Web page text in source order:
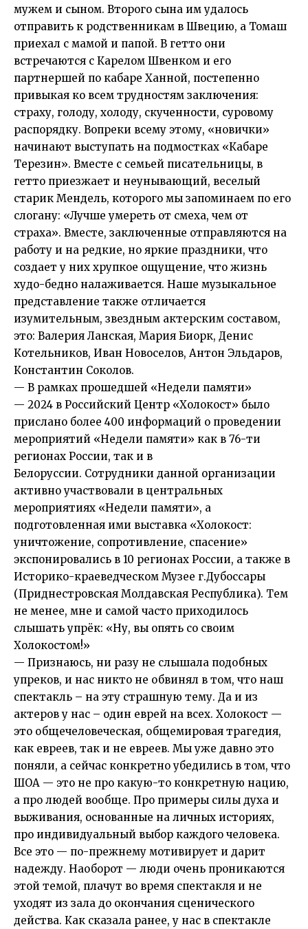
мужем и сыном. Второго сына им удалось
отправить к родственникам в Швецию, а Томаш
приехал с мамой и папой. В гетто они
встречаются с Карелом Швенком и его
партнершей по кабаре Ханной, постепенно
привыкая ко всем трудностям заключения:
страху, голоду, холоду, скученности, суровому
распорядку. Вопреки всему этому, «новички»
начинают выступать на подмостках «Кабаре
Терезин». Вместе с семьей писательницы, в
гетто приезжает и неунывающий, веселый
старик Мендель, которого мы запоминаем по его
слогану: «Лучше умереть от смеха, чем от
страха». Вместе, заключенные отправляются на
работу и на редкие, но яркие праздники, что
создает у них хрупкое ощущение, что жизнь
худо-бедно налаживается. Наше музыкальное
представление также отличается
изумительным, звездным актерским составом,
это: Валерия Ланская, Мария Биорк, Денис
Котельников, Иван Новоселов, Антон Эльдаров,
Константин Соколов.
— В рамках прошедшей «Недели памяти»
— 2024 в Российский Центр «Холокост» было
прислано более 400 информаций о проведении
мероприятий «Недели памяти» как в 76-ти
регионах России, так и в
Белоруссии. Сотрудники данной организации
активно участвовали в центральных
мероприятиях «Недели памяти», а
подготовленная ими выставка «Холокост:
уничтожение, сопротивление, спасение»
экспонировались в 10 регионах России, а также в
Историко-краеведческом Музее г.Дубоссары
(Приднестровская Молдавская Республика). Тем
не менее, мне и самой часто приходилось
слышать упрёк: «Ну, вы опять со своим
Холокостом!»
— Признаюсь, ни разу не слышала подобных
упреков, и нас никто не обвинял в том, что наш
спектакль – на эту страшную тему. Да и из
актеров у нас – один еврей на всех. Холокост —
это общечеловеческая, общемировая трагедия,
как евреев, так и не евреев. Мы уже давно это
поняли, а сейчас конкретно убедились в том, что
ШОА — это не про какую-то конкретную нацию,
а про людей вообще. Про примеры силы духа и
выживания, основанные на личных историях,
про индивидуальный выбор каждого человека.
Все это — по-прежнему мотивирует и дарит
надежду. Наоборот — люди очень проникаются
этой темой, плачут во время спектакля и не
уходят из зала до окончания сценического
действа. Как сказала ранее, у нас в спектакле